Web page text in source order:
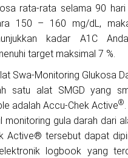
rata-rata selama 90 hari
150 – 160 mg/dL,
kadar A1C
target maksimal 7 %.
Swa-Monitoring Glukosa
satu alat SMGD yang
adalah Accu-Chek Active®.
monitoring gula darah dari
Active® tersebut dapat
logbook yang